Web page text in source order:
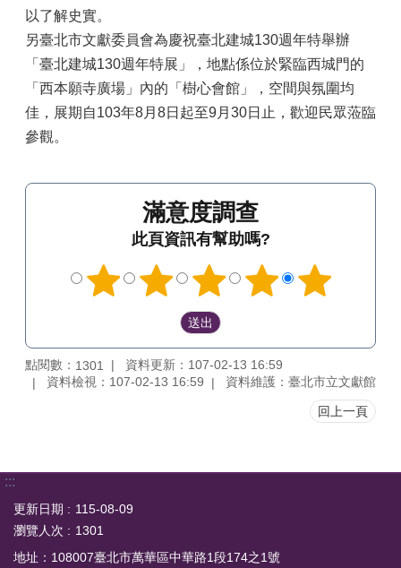
以了解史實。
另臺北市文獻委員會為慶祝臺北建城130週年特舉辦
「臺北建城130週年特展」，地點係位於緊臨西城門的
「西本願寺廣場」內的「樹心會館」，空間與氛圍均
佳，展期自103年8月8日起至9月30日止，歡迎民眾蒞臨
參觀。
滿意度調查
此頁資訊有幫助嗎?
點閱數： 1301
資料更新：107-02-13 16:59
資料檢視：107-02-13 16:59
資料維護：臺北市立文獻館
回上一頁
:::
更新日期
115-08-09
瀏覽人次
1301
地址：108007臺北市萬華區中華路1段174之1號